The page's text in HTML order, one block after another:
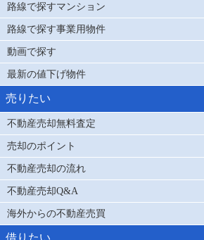
路線で探すマンション
路線で探す事業用物件
動画で探す
最新の値下げ物件
売りたい
不動産売却無料査定
売却のポイント
不動産売却の流れ
不動産売却Q&A
海外からの不動産売買
借りたい